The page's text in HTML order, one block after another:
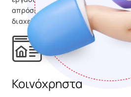
απρόσκοπτα με τους ενοίκους σας.
διαχείριση των ακινήτων σας
Κοινόχρηστα